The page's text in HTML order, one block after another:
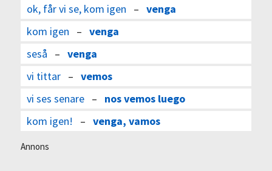
ok, får vi se, kom igen – venga
kom igen – venga
seså – venga
vi tittar– vemos
vi ses senare– nos vemos luego
kom igen! – venga, vamos
Annons